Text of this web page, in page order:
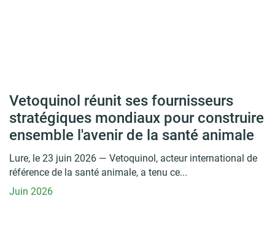
Vetoquinol réunit ses fournisseurs
stratégiques mondiaux pour construire
ensemble l'avenir de la santé animale
Lure, le 23 juin 2026 — Vetoquinol, acteur international de
référence de la santé animale, a tenu ce...
Juin 2026